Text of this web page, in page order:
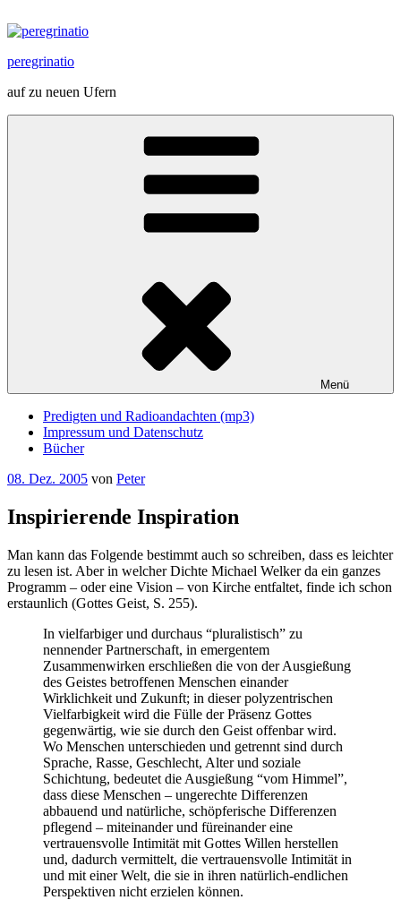
Inhalt
peregrinatio
auf zu neuen Ufern
Menü
Predigten und Radioandachten (mp3)
Impressum und Datenschutz
Bücher
Veröffentlicht
08. Dez. 2005 von Peter
Inspirierende Inspiration
Man kann das Folgende bestimmt auch so schreiben, dass es leichter
zu lesen ist. Aber in welcher Dichte Michael Welker da ein ganzes
Programm – oder eine Vision – von Kirche entfaltet, finde ich schon
erstaunlich (Gottes Geist, S. 255).
In vielfarbiger und durchaus “pluralistisch” zu
nennender Partnerschaft, in emergentem
Zusammenwirken erschließen die von der Ausgießung
des Geistes betroffenen Menschen einander
Wirklichkeit und Zukunft; in dieser polyzentrischen
Vielfarbigkeit wird die Fülle der Präsenz Gottes
gegenwärtig, wie sie durch den Geist offenbar wird.
Wo Menschen unterschieden und getrennt sind durch
Sprache, Rasse, Geschlecht, Alter und soziale
Schichtung, bedeutet die Ausgießung “vom Himmel”,
dass diese Menschen – ungerechte Differenzen
abbauend und natürliche, schöpferische Differenzen
pflegend – miteinander und füreinander eine
vertrauensvolle Intimität mit Gottes Willen herstellen
und, dadurch vermittelt, die vertrauensvolle Intimität in
und mit einer Welt, die sie in ihren natürlich-endlichen
Perspektiven nicht erzielen können.